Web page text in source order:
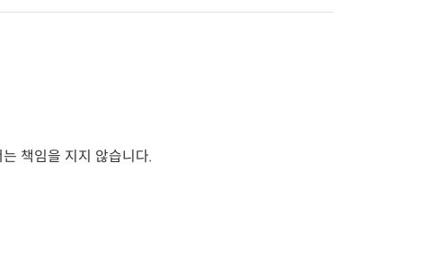
책임을 지지 않습니다.